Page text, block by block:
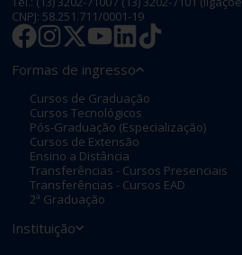
Licenciatura| 2anos
Graduação Semipresencial
Licenciatura em
(com Aproveitamento
(Semipresencial)
Mensalidade a partir de
R$209
Saiba mais